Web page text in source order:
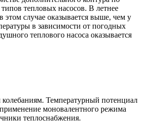
тепловых насосов. В летнее
случае оказывается выше, чем у
в зависимости от погодных
теплового насоса оказывается
Температурный потенциал
моновалентного режима
теплоснабжения.